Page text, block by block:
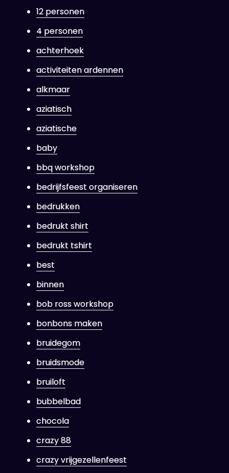
12 personen
4 personen
achterhoek
activiteiten ardennen
alkmaar
aziatisch
aziatische
baby
bbq workshop
bedrijfsfeest organiseren
bedrukken
bedrukt shirt
bedrukt tshirt
best
binnen
bob ross workshop
bonbons maken
bruidegom
bruidsmode
bruiloft
bubbelbad
chocola
crazy 88
crazy vrijgezellenfeest